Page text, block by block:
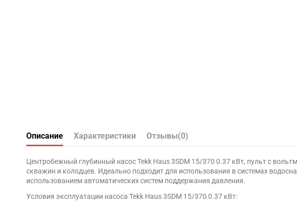
Описание Характеристики Отзывы(0)
Центробежный глубинный насос Tekk Haus 3SDM 15/370 0.37 кВт, пульт с
скважин и колодцев. Идеально подходит для использования в системах
использованием автоматических систем поддержания давления.
Условия эксплуатации насоса Tekk Haus 3SDM 15/370 0.37 кВт: